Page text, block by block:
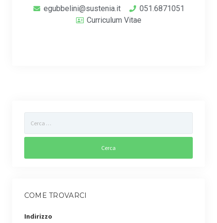
Contatti egubbelini@sustenia.it
051.6871051
Curriculum Vitae
COME TROVARCI
Indirizzo